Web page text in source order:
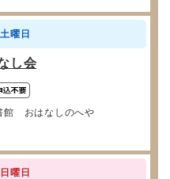
土曜日
し会
館 おはなしのへや
日曜日